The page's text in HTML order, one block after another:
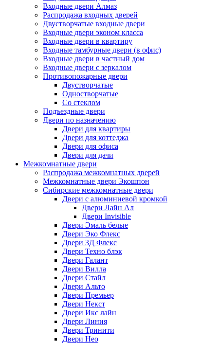
Входные двери Алмаз
Распродажа входных дверей
Двустворчатые входные двери
Входные двери эконом класса
Входные двери в квартиру
Входные тамбурные двери (в офис)
Входные двери в частный дом
Входные двери с зеркалом
Противопожарные двери
Двустворчатые
Одностворчатые
Со стеклом
Подъездные двери
Двери по назначению
Двери для квартиры
Двери для коттеджа
Двери для офиса
Двери для дачи
Межкомнатные двери
Распродажа межкомнатных дверей
Межкомнатные двери Экошпон
Сибирские межкомнатные двери
Двери с алюминиевой кромкой
Двери Лайн Ал
Двери Invisible
Двери Эмаль белые
Двери Эко Флекс
Двери 3Д Флекс
Двери Техно блэк
Двери Галант
Двери Вилла
Двери Стайл
Двери Альто
Двери Премьер
Двери Некст
Двери Икс лайн
Двери Линия
Двери Тринити
Двери Нео